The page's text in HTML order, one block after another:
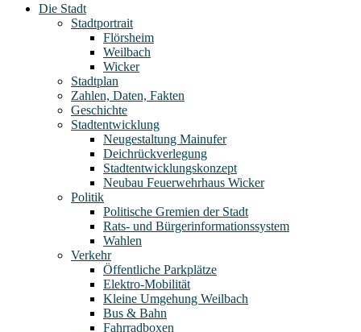
Die Stadt
Stadtportrait
Flörsheim
Weilbach
Wicker
Stadtplan
Zahlen, Daten, Fakten
Geschichte
Stadtentwicklung
Neugestaltung Mainufer
Deichrückverlegung
Stadtentwicklungskonzept
Neubau Feuerwehrhaus Wicker
Politik
Politische Gremien der Stadt
Rats- und Bürgerinformationssystem
Wahlen
Verkehr
Öffentliche Parkplätze
Elektro-Mobilität
Kleine Umgehung Weilbach
Bus & Bahn
Fahrradboxen